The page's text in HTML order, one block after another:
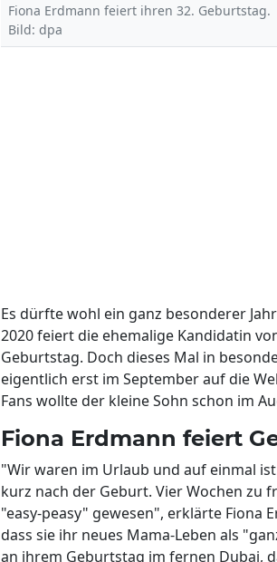
Fiona Erdmann feiert ihren 32. Geburtstag.
Bild: dpa
Es dürfte wohl ein ganz besonderer
2020 feiert die ehemalige Kandidatin
Geburtstag. Doch dieses Mal in
eigentlich erst im September auf die
Fans wollte der kleine Sohn schon im
Fiona Erdmann feiert
"Wir waren im Urlaub und auf einmal
kurz nach der Geburt. Vier Wochen zu
"easy-peasy" gewesen", erklärte Fiona
dass sie ihr neues Mama-Leben als
an ihrem Geburtstag im fernen Dubai,